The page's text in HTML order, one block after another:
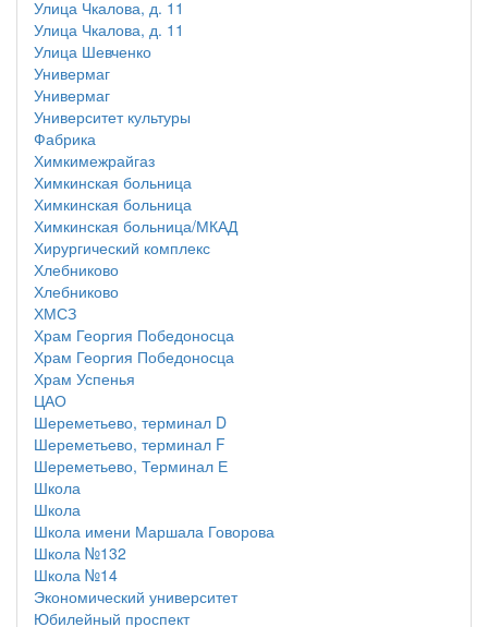
Улица Чкалова, д. 11
Улица Чкалова, д. 11
Улица Шевченко
Универмаг
Универмаг
Университет культуры
Фабрика
Химкимежрайгаз
Химкинская больница
Химкинская больница
Химкинская больница/МКАД
Хирургический комплекс
Хлебниково
Хлебниково
ХМСЗ
Храм Георгия Победоносца
Храм Георгия Победоносца
Храм Успенья
ЦАО
Шереметьево, терминал D
Шереметьево, терминал F
Шереметьево, Терминал Е
Школа
Школа
Школа имени Маршала Говорова
Школа №132
Школа №14
Экономический университет
Юбилейный проспект